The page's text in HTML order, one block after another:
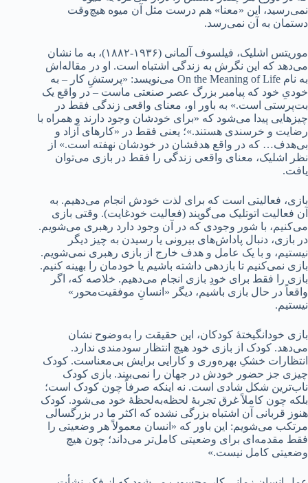
نمی‌رسید، این «معنا» هم درست مثل آن میوه هیچ‌وقت
دستمان به آن نمی‌رسد.
موریتس اشلیک، فیلسوف آلمانی (۱۹۳۶-۱۸۸۲)، به ما نشان
می‌دهد که این نگرش به زندگی اشتباه است. او در مقاله‌اش
به نام On the Meaning of Life می‌نویسد: «پرستشِ کار – به
خودیِ خود که پیامبر بزرگ عصر صنعتی ماست – در واقع یک
بت‌پرستی است.» به باور او، معنای واقعی زندگی فقط در
چیزهایی پیدا می‌شود که «برای خودشان وجود دارند و همراه با
رضایت و خرسندی هستند.»؛ یعنی فقط در «کارهای آزاد و
بی‌هدف… که در واقع هدفشان در خودشان نهفته است.» از
نظر اشلیک، معنای واقعی زندگی را فقط در بازی می‌توان
یافت.
بازی، فعالیتی است که برای لذت خودش انجام می‌دهیم. به
آن فعالیت اتوتلیک می‌گویند (فعالیت خودغایت). وقتی بازی
می‌کنیم، با شور وجودی که در آن وجود دارد رهبری می‌شویم.
در بازی، دنبال پاداش‌های بیرونی یا رسیدن به چیز دیگر
نیستیم، و با یک عامل و هدف خارج از بازی رهبری نمی‌شویم.
بازی نمی‌کنیم تا بازدهی داشته باشیم یا خودمان را بهینه کنیم.
بازی را فقط برای خودِ بازی انجام می‌دهیم. خلاصه که، اگر
واقعاً در حال بازی باشیم، دیگر «انسانِ موفقیت‌محور»
نیستیم.
بازی خودانگیختۀ کودکان، این حقیقت را به‌وضوح نشان
می‌دهد. کودک از بازی خود هیچ انتظار سودمندی ندارد.
انتظارات خشکِ بهره‌وری و کارایی برایش بی‌معناست. کودک
چیزی جز حضور خودش در جهان را نمی‌بیند. بازی کودک
ناب‌ترین شکل شادی است. نه اینکه صرفاً چون کودک است؛
بلکه چون کاملاً غرق تجربۀ لحظه‌به‌لحظۀ خود می‌شود. کودک
هنوز قربانی آن اشتباه بزرگی نشده که اکثر ما در بزرگسالی
مرتکب می‌شویم: این باور که «انسان معمولاً هر وضعیتی را
فقط مقدمه‌ای برای وضعیتی کامل‌تر می‌داند؛ چون هیچ
وضعیتی کامل نیست.»